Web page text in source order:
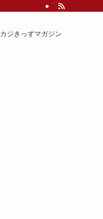
カジきっずマガジン